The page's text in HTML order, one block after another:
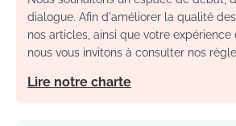
dialogue. Afin d'améliorer la qualité
nos articles, ainsi que votre expérience
nous vous invitons à consulter nos
Lire notre charte